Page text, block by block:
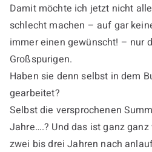
Damit möchte ich jetzt nicht
schlecht machen – auf gar
immer einen gewünscht! – nur
Großspurigen.
Haben sie denn selbst in dem
gearbeitet?
Selbst die versprochenen
Jahre….? Und das ist ganz
zwei bis drei Jahren nach